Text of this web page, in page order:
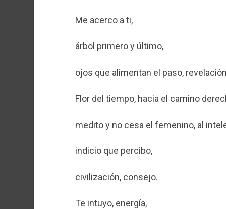
Me acerco a ti,
árbol primero y último,
ojos que alimentan el paso,
Flor del tiempo, hacia el camino
medito y no cesa el femenino, al
indicio que percibo,
civilización, consejo.
Te intuyo, energía,